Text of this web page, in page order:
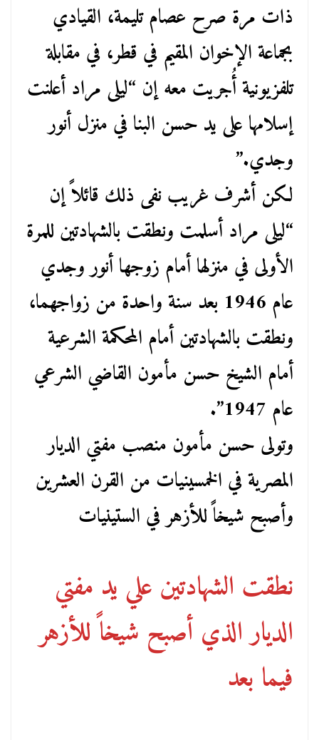
ذات مرة صرح عصام تليمة، القيادي
بجماعة الإخوان المقيم في قطر، في مقابلة
تلفزيونية أُجريت معه إن “ليلى مراد أعلنت
إسلامها على يد حسن البنا في منزل أنور
وجدي.”
لكن أشرف غريب نفى ذلك قائلاً إن
“ليلى مراد أسلمت ونطقت بالشهادتين للمرة
الأولى في منزلها أمام زوجها أنور وجدي
عام 1946 بعد سنة واحدة من زواجهما،
ونطقت بالشهادتين أمام المحكمة الشرعية
أمام الشيخ حسن مأمون القاضي الشرعي
عام 1947”.
وتولى حسن مأمون منصب مفتي الديار
المصرية في الخمسينيات من القرن العشرين
وأصبح شيخاً للأزهر في الستينيات
نطقت الشهادتين علي يد مفتي
الديار الذي أصبح شيخاً للأزهر
فيما بعد